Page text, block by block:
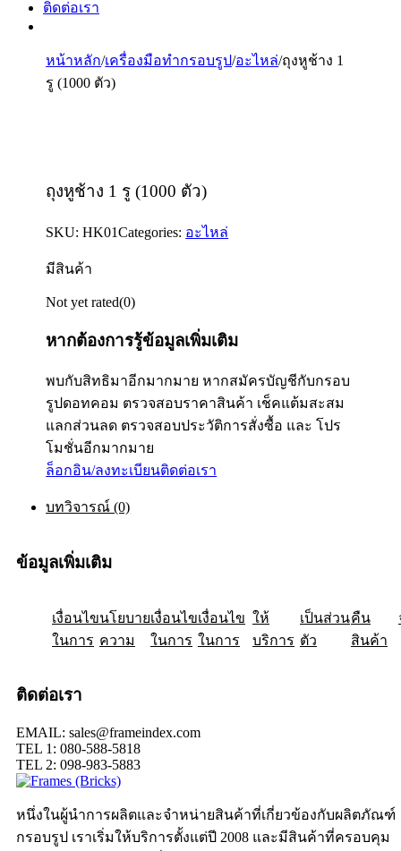
ติดต่อเรา
หน้าหลัก/เครื่องมือทำกรอบรูป/อะไหล่/ถุงหูช้าง 1
รู (1000 ตัว)
ถุงหูช้าง 1 รู (1000 ตัว)
SKU:HK01Categories: อะไหล่
มีสินค้า
Not yet rated(0)
หากต้องการรู้ข้อมูลเพิ่มเติม
พบกับสิทธิมาอีกมากมาย หากสมัครบัญชีกับกรอบ
รูปดอทคอม ตรวจสอบราคาสินค้า เช็คแต้มสะสม
แลกส่วนลด ตรวจสอบประวัติการสั่งซื้อ และ โปร
โมชั่นอีกมากมาย
ล็อกอิน/ลงทะเบียนติดต่อเรา
บทวิจารณ์ (0)
หนึ่งในผู้นำการผลิตและจำหน่ายสินค้าที่เกี่ยวข้องกับผลิตภัณฑ์
กรอบรูป เราเริ่มให้บริการตั้งแต่ปี 2008 และมีสินค้าที่ครอบคุม
ข้อมูลเพิ่มเติม
เงื่อนไข
ในการ
ให้
บริการ
นโยบาย
ความ
เป็นส่วน
ตัว
เงื่อนไข
ในการ
คืน
สินค้า
เงื่อนไข
ในการ
ติดต่อเรา
EMAIL: sales@frameindex.com
TEL 1: 080-588-5818
TEL 2: 098-983-5883